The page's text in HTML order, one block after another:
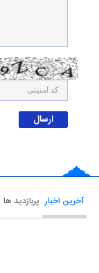
آخرین اخبار پربازدید ها